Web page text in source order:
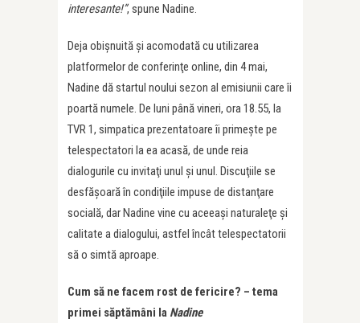
interesante!”, spune Nadine.
Deja obişnuită şi acomodată cu utilizarea
platformelor de conferinţe online, din 4 mai,
Nadine dă startul noului sezon al emisiunii care îi
poartă numele. De luni până vineri, ora 18.55, la
TVR 1, simpatica prezentatoare îi primeşte pe
telespectatori la ea acasă, de unde reia
dialogurile cu invitaţi unul şi unul. Discuţiile se
desfăşoară în condiţiile impuse de distanţare
socială, dar Nadine vine cu aceeaşi naturaleţe şi
calitate a dialogului, astfel încât telespectatorii
să o simtă aproape.
Cum să ne facem rost de fericire? – tema
primei săptămâni la Nadine